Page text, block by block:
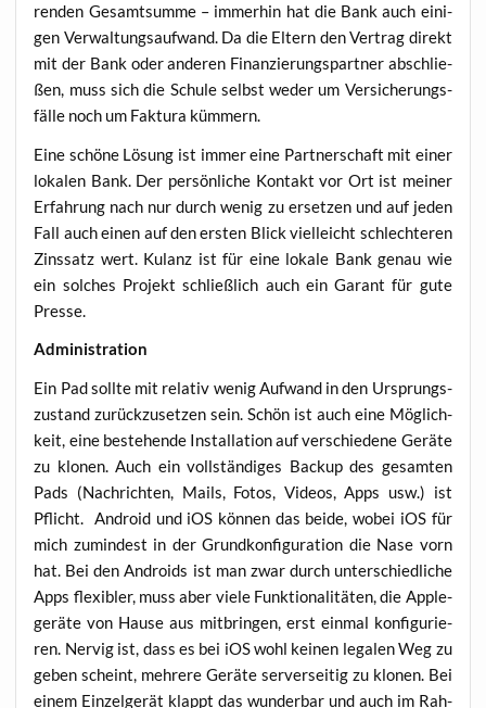
ren­den Gesamt­sum­me – immer­hin hat die Bank auch eini­
gen Ver­wal­tungs­auf­wand. Da die Eltern den Ver­trag direkt
mit der Bank oder ande­ren Finan­zie­rungs­part­ner abschlie­
ßen, muss sich die Schu­le selbst weder um Ver­si­che­rungs­
fäl­le noch um Fak­tu­ra kümmern.
Eine schö­ne Lösung ist immer eine Part­ner­schaft mit einer
loka­len Bank. Der per­sön­li­che Kon­takt vor Ort ist mei­ner
Erfah­rung nach nur durch wenig zu erset­zen und auf jeden
Fall auch einen auf den ers­ten Blick viel­leicht schlech­te­ren
Zins­satz wert. Kulanz ist für eine loka­le Bank genau wie
ein sol­ches Pro­jekt schließ­lich auch ein Garant für gute
Presse.
Admi­nis­tra­ti­on
Ein Pad soll­te mit rela­tiv wenig Auf­wand in den Ursprungs­
zu­stand zurück­zu­set­zen sein. Schön ist auch eine Mög­lich­
keit, eine bestehen­de Instal­la­ti­on auf ver­schie­de­ne Gerä­te
zu klo­nen. Auch ein voll­stän­di­ges Back­up des gesam­ten
Pads (Nach­rich­ten, Mails, Fotos, Vide­os, Apps usw.) ist
Pflicht. Android und iOS kön­nen das bei­de, wobei iOS für
mich zumin­dest in der Grund­kon­fi­gu­ra­ti­on die Nase vorn
hat. Bei den Andro­ids ist man zwar durch unter­schied­li­che
Apps fle­xi­bler, muss aber vie­le Funk­tio­na­li­tä­ten, die Apple­
ge­rä­te von Hau­se aus mit­brin­gen, erst ein­mal kon­fi­gu­rie­
ren. Ner­vig ist, dass es bei iOS wohl kei­nen lega­len Weg zu
geben scheint, meh­re­re Gerä­te ser­ver­sei­tig zu klo­nen. Bei
einem Ein­zel­ge­rät klappt das wun­der­bar und auch im Rah­